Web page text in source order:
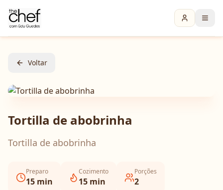
Voltar
Tortilla de abobrinha
Tortilla de abobrinha
Preparo
15 min
Cozimento
15 min
Porções
2